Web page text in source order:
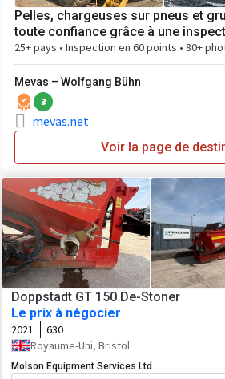
Pelles, chargeuses sur pneus et
toute confiance grâce à une
25+ pays • Inspection en 60 points • 80+
Mevas – Wolfgang Bühn
3
mevas.net
Voir la page de
Doppstadt GT 150 De-Stoner
Le prix à négocier
2021
630
Royaume-Uni, Bristol
Molson Equipment Services Ltd